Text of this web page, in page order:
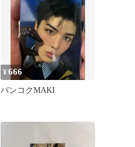
¥666
バンコクMAKI